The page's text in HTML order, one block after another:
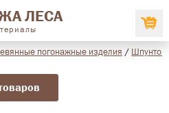
ЛЕСА
погонажные изделия /